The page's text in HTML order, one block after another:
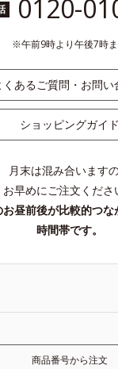
0120-
午前9時より午後7時
くあるご質問・お問い
ショッピングガイド
月末は混み合います
お早めにご注文くださ
お昼前後が比較的つな
時間帯です。
商品番号から注文